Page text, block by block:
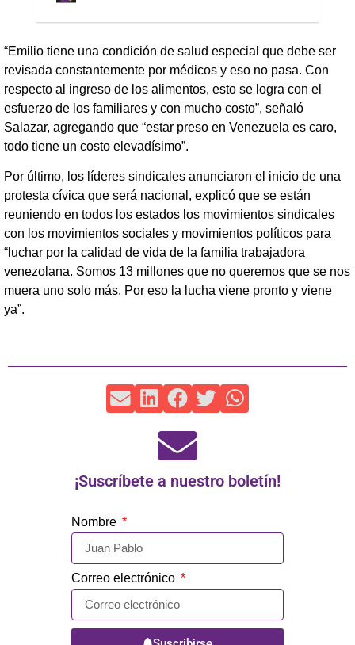
“Emilio tiene una condición de salud especial que debe ser
revisada constantemente por médicos y eso no pasa. Con
respecto al ingreso de los alimentos, esto se logra con el
esfuerzo de los familiares y con mucho costo”, señaló
Salazar, agregando que “estar preso en Venezuela es caro,
todo tiene un costo elevadísimo”.
Por último, los líderes sindicales anunciaron el inicio de una
protesta cívica que será nacional, explicó que se están
reuniendo en todos los estados los movimientos sindicales
con los movimientos sociales y movimientos políticos para
“luchar por la calidad de vida de la familia trabajadora
venezolana. Somos 13 millones que no queremos que se nos
muera uno solo más. Por eso la lucha viene pronto y viene
ya”.
¡Suscríbete a nuestro boletín!
Nombre
Correo electrónico